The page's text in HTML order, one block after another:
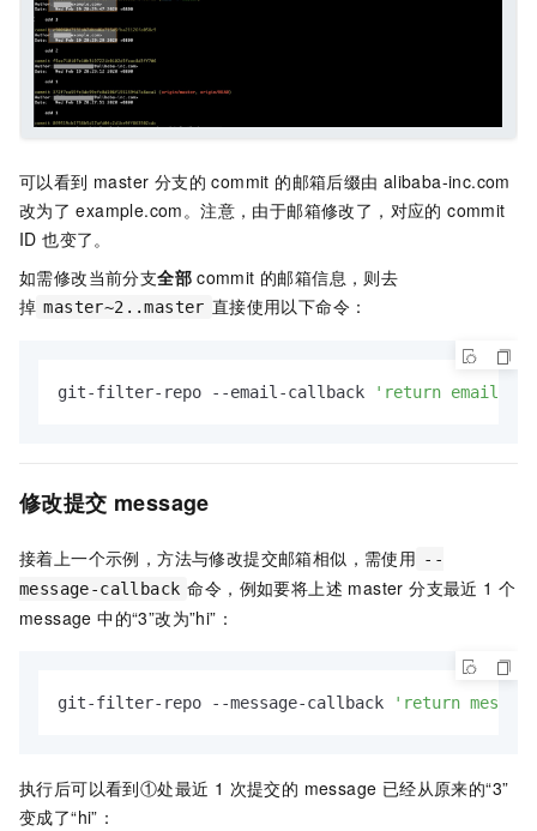
可以看到 master 分支的 commit 的邮箱后缀由 alibaba-inc.com
改为了 example.com。注意，由于邮箱修改了，对应的 commit
ID 也变了。
如需修改当前分支全部 commit 的邮箱信息，则去
掉 master~2..master 直接使用以下命令：
git-filter-repo --email-callback 'return
修改提交 message
接着上一个示例，方法与修改提交邮箱相似，需使用 --
message-callback 命令，例如要将上述 master 分支最近 1 个
message 中的“3”改为”hi”：
git-filter-repo --message-callback 'return
执行后可以看到①处最近 1 次提交的 message 已经从原来的“3”
变成了“hi”：